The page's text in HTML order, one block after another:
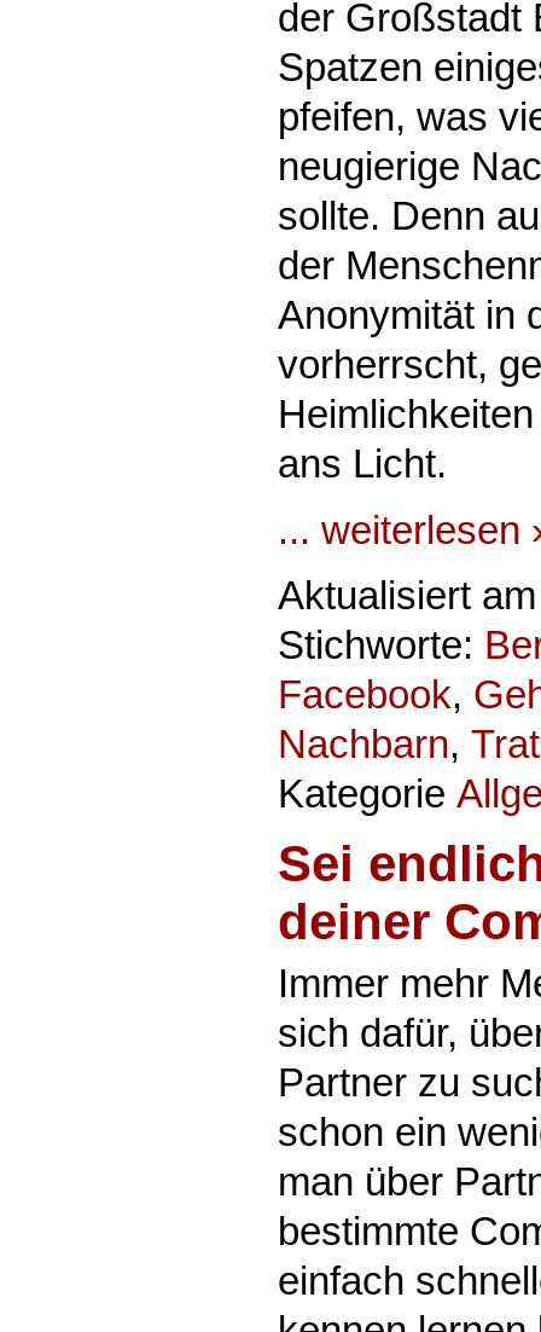
der Großstadt
Spatzen
pfeifen, was
neugierige
sollte. Denn
der
Anonymität in
vorherrscht,
ans Licht.
... weiterlesen
Aktualisiert
Stichworte:
Facebook,
Nachbarn,
Kategorie
Sei
deiner
Immer mehr
sich dafür,
Partner zu
schon ein
man über
bestimmte
einfach